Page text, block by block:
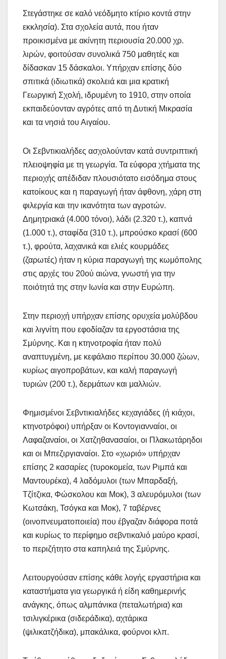
Στεγάστηκε σε καλό νεόδμητο κτίριο κοντά στην
εκκλησία). Στα σχολεία αυτά, που ήταν
προικισμένα με ακίνητη περιουσία 20.000 χρ.
λιρών, φοιτούσαν συνολικά 750 μαθητές και
δίδασκαν 15 δάσκαλοι. Υπήρχαν επίσης δύο
σπιτικά (ιδιωτικά) σκολειά και μια κρατική
Γεωργική Σχολή, ιδρυμένη το 1910, στην οποία
εκπαιδεύονταν αγρότες από τη Δυτική Μικρασία
και τα νησιά του Αιγαίου.
Οι Σεβντικιαλήδες ασχολούνταν κατά συντριπτική
πλειοψηφία με τη γεωργία. Τα εύφορα χτήματα της
περιοχής απέδιδαν πλουσιότατο εισόδημα στους
κατοίκους και η παραγωγή ήταν άφθονη, χάρη στη
φιλεργία και την ικανότητα των αγροτών.
Δημητριακά (4.000 τόνοι), λάδι (2.320 τ.), καπνά
(1.000 τ.), σταφίδα (310 τ.), μπρούσκο κρασί (600
τ.), φρούτα, λαχανικά και ελιές κουρμάδες
(ζαρωτές) ήταν η κύρια παραγωγή της κωμόπολης
στις αρχές του 20ού αιώνα, γνωστή για την
ποιότητά της στην Ιωνία και στην Ευρώπη.
Στην περιοχή υπήρχαν επίσης ορυχεία μολύβδου
και λιγνίτη που εφοδίαζαν τα εργοστάσια της
Σμύρνης. Και η κτηνοτροφία ήταν πολύ
αναπτυγμένη, με κεφάλαιο περίπου 30.000 ζώων,
κυρίως αιγοπροβάτων, και καλή παραγωγή
τυριών (200 τ.), δερμάτων και μαλλιών.
Φημισμένοι Σεβντικιαλήδες κεχαγιάδες (ή κιάχοι,
κτηνοτρόφοι) υπήρξαν οι Κοντογιανναίοι, οι
Λαφαζαναίοι, οι Χατζηθανασαίοι, οι Πλακωτάρηδοι
και οι Μπεζιργιαναίοι. Στο «χωριό» υπήρχαν
επίσης 2 κασαρίες (τυροκομεία, των Ριμπά και
Μαντουρέκα), 4 λαδόμυλοι (των Μπαρδαξή,
Τζίτζικα, Φώσκολου και Μοκ), 3 αλευρόμυλοι (των
Κωτσάκη, Τσόγκα και Μοκ), 7 ταβέρνες
(οινοπνευματοποιεία) που έβγαζαν διάφορα ποτά
και κυρίως το περίφημο σεβντικαλιό μαύρο κρασί,
το περιζήτητο στα καπηλειά της Σμύρνης.
Λειτουργούσαν επίσης κάθε λογής εργαστήρια και
καταστήματα για γεωργικά ή είδη καθημερινής
ανάγκης, όπως αλμπάνικα (πεταλωτήρια) και
τσιλιγκέρικα (σιδεράδικα), αχτάρικα
(ψιλικατζήδικα), μπακάλικα, φούρνοι κλπ.